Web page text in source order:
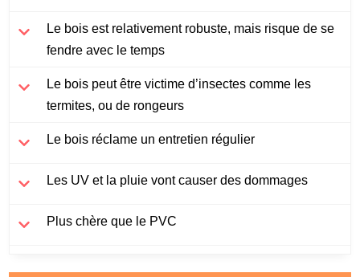
Le bois est relativement robuste, mais risque de se
fendre avec le temps
Le bois peut être victime d’insectes comme les
termites, ou de rongeurs
Le bois réclame un entretien régulier
Les UV et la pluie vont causer des dommages
Plus chère que le PVC